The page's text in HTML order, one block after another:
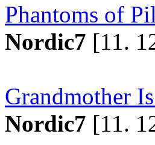
Phantoms of
Nordic7 [11.
Grandmother
Nordic7 [11.